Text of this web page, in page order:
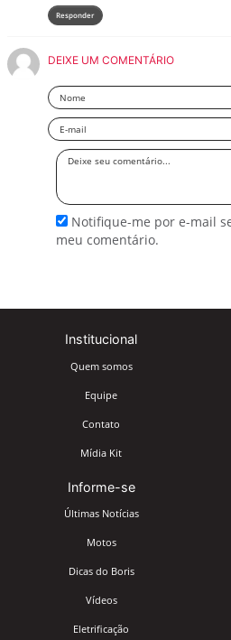
Responder
DEIXE UM COMENTÁRIO
Nome
Email
Deixe
Notifique-me por e-mail
meu comentário.
Institucional
Quem somos
Equipe
Contato
Mídia Kit
Informe-se
Últimas Notícias
Motos
Dicas do Boris
Vídeos
Eletrificação